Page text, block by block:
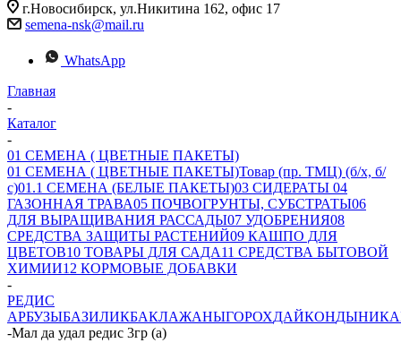
г.Новосибирск, ул.Никитина 162, офис 17
semena-nsk@mail.ru
WhatsApp
Главная
-
Каталог
-
01 СЕМЕНА ( ЦВЕТНЫЕ ПАКЕТЫ)
01 СЕМЕНА ( ЦВЕТНЫЕ ПАКЕТЫ)Товар (пр. ТМЦ) (б/х, б/
с)01.1 СЕМЕНА (БЕЛЫЕ ПАКЕТЫ)03 СИДЕРАТЫ 04
ГАЗОННАЯ ТРАВА05 ПОЧВОГРУНТЫ, СУБСТРАТЫ06
ДЛЯ ВЫРАЩИВАНИЯ РАССАДЫ07 УДОБРЕНИЯ08
СРЕДСТВА ЗАЩИТЫ РАСТЕНИЙ09 КАШПО ДЛЯ
ЦВЕТОВ10 ТОВАРЫ ДЛЯ САДА11 СРЕДСТВА БЫТОВОЙ
ХИМИИ12 КОРМОВЫЕ ДОБАВКИ
-
РЕДИС
АРБУЗЫБАЗИЛИКБАКЛАЖАНЫГОРОХДАЙКОНДЫНИ
-Мал да удал редис 3гр (а)